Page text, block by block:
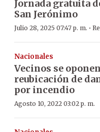
Jornada gratuita
San Jerónimo
Julio 28, 2025 07:47 p. m. ·
Nacionales
Vecinos se
reubicación de
por incendio
Agosto 10, 2022 03:02 p. m.